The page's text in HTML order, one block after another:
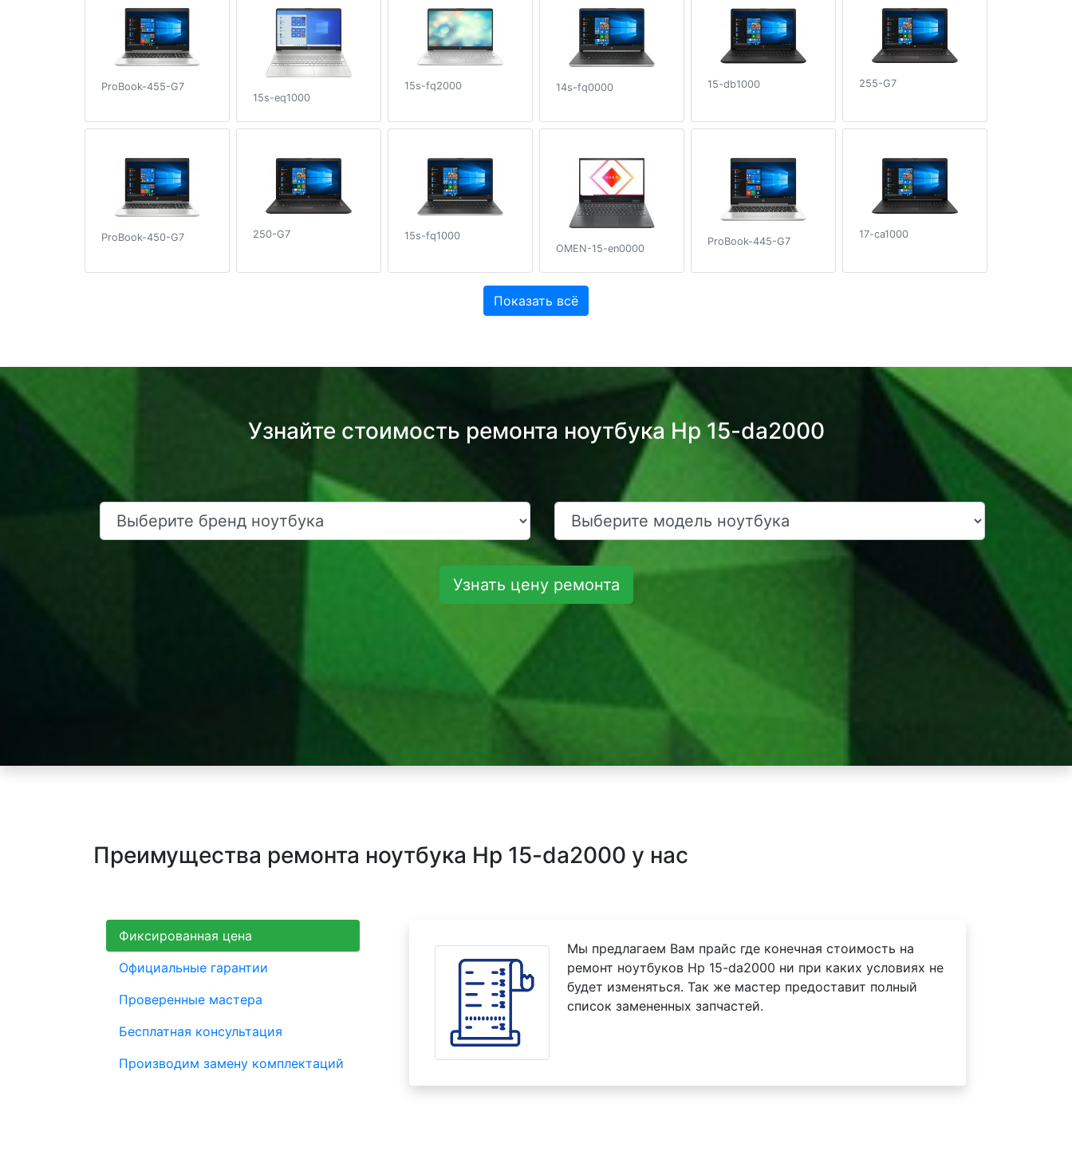
ProBook-455-G7
15s-eq1000
15s-fq2000 14s-fq0000 15-db1000 255-G7
ProBook-450-G7 250-G7
15s-fq1000
OMEN-15-en0000
ProBook-445-G7
17-ca1000
Показать всё
Узнайте стоимость ремонта ноутбука Hp 15-da2000
Узнать цену ремонта
Преимущества ремонта ноутбука Hp 15-da2000 у нас
Фиксированная цена
Официальные гарантии
Проверенные мастера
Бесплатная консультация
Производим замену комплектаций
Мы предлагаем Вам прайс где конечная стоимость на
ремонт ноутбуков Hp 15-da2000 ни при каких условиях не
будет изменяться. Так же мастер предоставит полный
список замененных запчастей.